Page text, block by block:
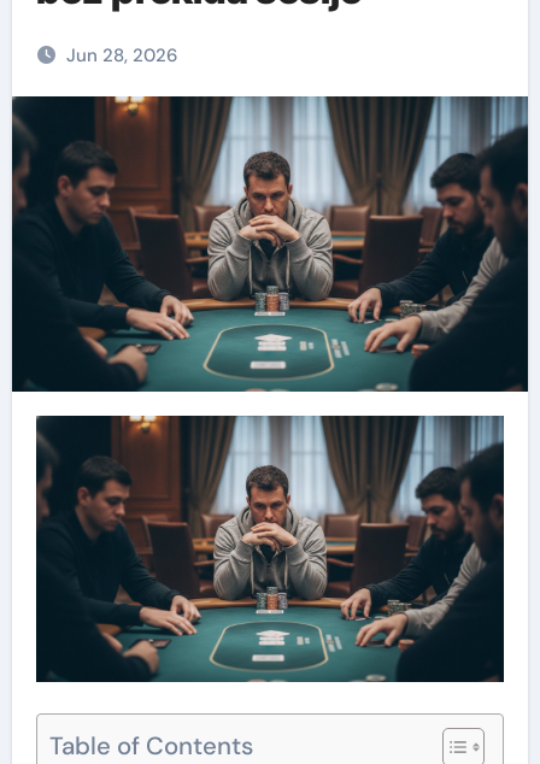
Jun 28, 2026
Table of Contents